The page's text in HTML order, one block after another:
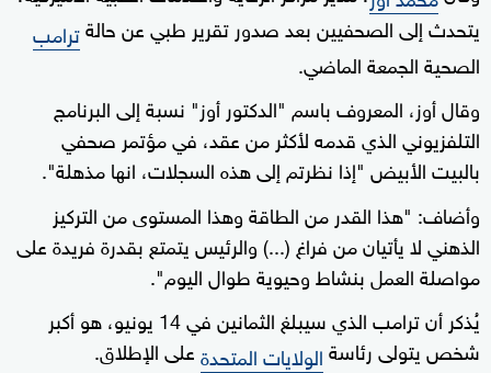
يتحدث إلى الصحفيين بعد صدور تقرير طبي عن حالةترامب
الصحية الجمعة الماضي.
وقال أوز، المعروف باسم "الدكتور أوز" نسبة إلى البرنامج
التلفزيوني الذي قدمه لأكثر من عقد، في مؤتمر صحفي
بالبيت الأبيض "إذا نظرتم إلى هذه السجلات، انها مذهلة".
وأضاف: "هذا القدر من الطاقة وهذا المستوى من التركيز
الذهني لا يأتيان من فراغ (...) والرئيس يتمتع بقدرة فريدة على
مواصلة العمل بنشاط وحيوية طوال اليوم".
يُذكر أن ترامب الذي سيبلغ الثمانين في 14 يونيو، هو أكبر
شخص يتولى رئاسةالولايات المتحدةعلى الإطلاق.